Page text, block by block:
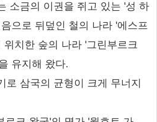
소금의 이권을 쥐고 있는 '성 하
으로 뒤덮인 철의 나라 '에스프
치한 숲의 나라 '그린부르크
유지해 왔다.
로 삼국의 균형이 크게 무너지